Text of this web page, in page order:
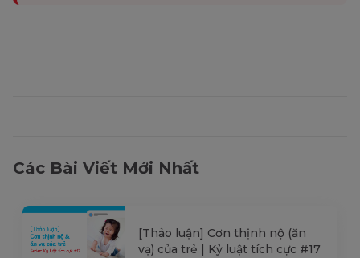
Các Bài Viết Mới Nhất
[Thảo luận] Cơn thịnh nộ (ăn
vạ) của trẻ | Kỷ luật tích cực #17